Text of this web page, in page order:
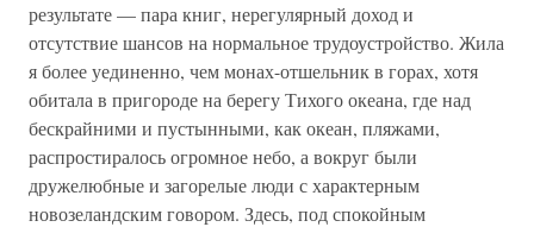
результате — пара книг, нерегулярный доход и
отсутствие шансов на нормальное трудоустройство. Жила
я более уединенно, чем монах-отшельник в горах, хотя
обитала в пригороде на берегу Тихого океана, где над
бескрайними и пустынными, как океан, пляжами,
распростиралось огромное небо, а вокруг были
дружелюбные и загорелые люди с характерным
новозеландским говором. Здесь, под спокойным